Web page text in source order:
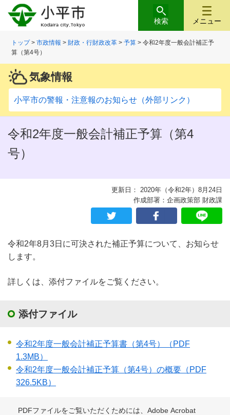
メニュー
検索
トップ>市政情報 >財政・行財政改革 >予算 > 令和2年度一般会計補正予
算（第4号）
気象情報
小平市の警報・注意報のお知らせ（外部リンク）
令和2年度一般会計補正予算（第4
号）
更新日： 2020年（令和2年）8月24日
作成部署：企画政策部 財政課
令和2年8月3日に可決された補正予算について、お知らせ
します。
詳しくは、添付ファイルをご覧ください。
添付ファイル
令和2年度一般会計補正予算書（第4号）
（PDF
1.3MB）
令和2年度一般会計補正予算（第4号）の概要 （PDF
326.5KB）
PDFファイルをご覧いただくためには、Adobe Acrobat